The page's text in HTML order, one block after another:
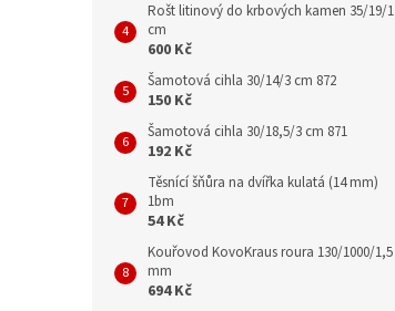
Rošt litinový do krbových kamen 35/19/1
cm
600 Kč
Šamotová cihla 30/14/3 cm 872
150 Kč
Šamotová cihla 30/18,5/3 cm 871
192 Kč
Těsnící šňůra na dvířka kulatá (14 mm)
1bm
54 Kč
Kouřovod KovoKraus roura 130/1000/1,5
mm
694 Kč